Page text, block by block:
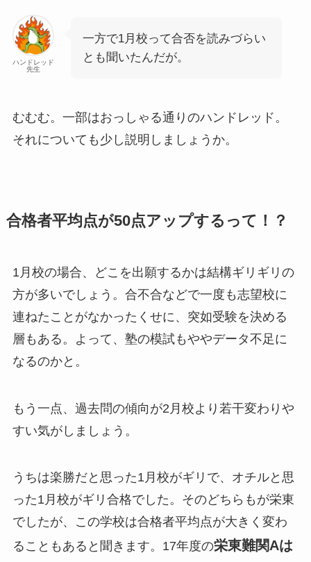
ハンドレッド
先生
一方で1月校って合否を読みづらい
とも聞いたんだが。
むむむ。一部はおっしゃる通りのハンドレッド。
それについても少し説明しましょうか。
合格者平均点が50点アップするって！？
1月校の場合、どこを出願するかは結構ギリギリの
方が多いでしょう。合不合などで一度も志望校に
連ねたことがなかったくせに、突如受験を決める
層もある。よって、塾の模試もややデータ不足に
なるのかと。
もう一点、過去問の傾向が2月校より若干変わりや
すい気がしましょう。
うちは楽勝だと思った1月校がギリで、オチルと思
った1月校がギリ合格でした。そのどちらもが栄東
でしたが、この学校は合格者平均点が大きく変わ
ることもあると聞きます。17年度の栄東難関Aは